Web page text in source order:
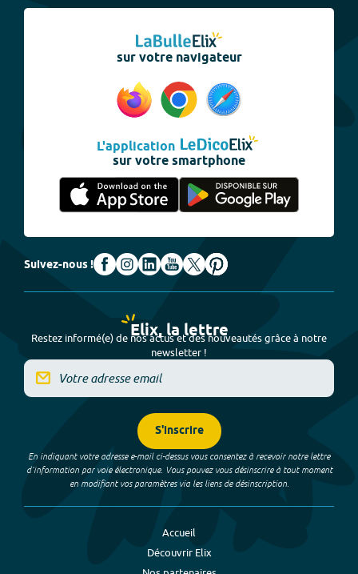
sur votre navigateur
L'application
sur votre smartphone
Suivez-nous !
Elix, la lettre
Restez informé(e) de nos actus et des nouveautés grâce à notre
newsletter !
S'inscrire
En indiquant votre adresse e-mail ci-dessus vous consentez à recevoir notre lettre
d’information par voie électronique. Vous pouvez vous désinscrire à tout moment
en modifiant vos paramètres via les liens de désinscription.
Accueil
Découvrir Elix